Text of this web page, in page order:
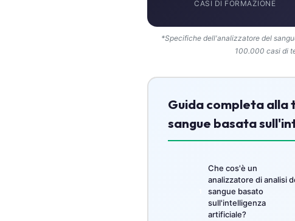
CASI DI FORMAZIONE
*Specifiche dell'analizzatore del
100.000 casi di
Guida completa alla
sangue basata
Che cos'è un
analizzatore di analisi
sangue basato
sull'intelligenza
artificiale?